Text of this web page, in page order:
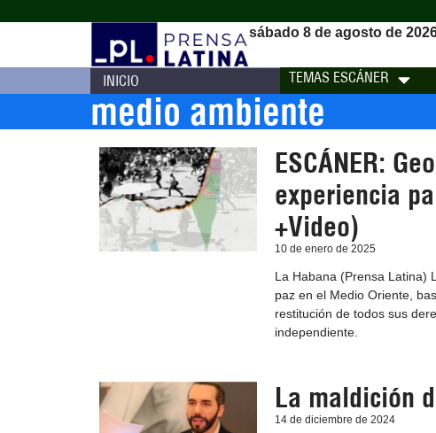
sábado 8 de agosto de
INICIO TEMAS ESCÁNER
medio ambiente
ESCÁNER:
experiencia
+Video)
10 de enero de 2025
La Habana (Prensa Latina)
paz en el Medio Oriente,
restitución de todos sus
independiente.
La maldición
14 de diciembre de 2024